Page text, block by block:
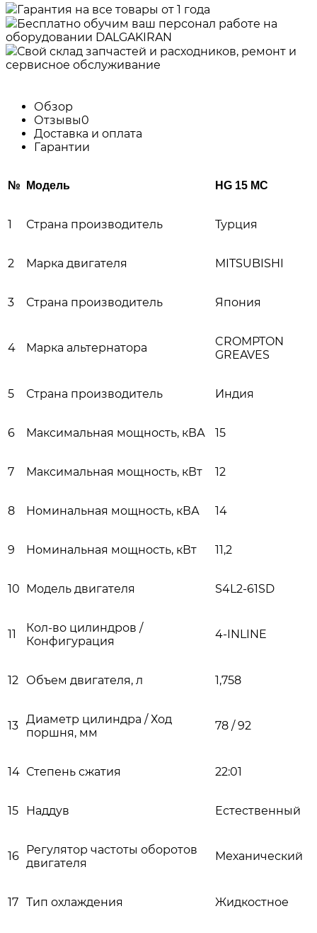
Гарантия на все товары от 1 года
Бесплатно обучим ваш персонал работе на
оборудовании DALGAKIRAN
Свой склад запчастей и расходников, ремонт и
сервисное обслуживание
Обзор
Отзывы0
Доставка и оплата
Гарантии
№ Модель HG 15 MC
1 Страна производитель Турция
2 Марка двигателя MITSUBISHI
3 Страна производитель Япония
4 Марка альтернатора
CROMPTON
GREAVES
5 Страна производитель Индия
6 Максимальная мощность, кВА 15
7 Максимальная мощность, кВт 12
8 Номинальная мощность, кВА 14
9 Номинальная мощность, кВт 11,2
10 Модель двигателя S4L2-61SD
11
Кол-во цилиндров /
Конфигурация
4-INLINE
12 Объем двигателя, л 1,758
13 Диаметр цилиндра / Ход
поршня, мм
78 / 92
14 Степень сжатия 22:01
15 Наддув Естественный
16 Регулятор частоты оборотов
двигателя
Механический
17 Тип охлаждения Жидкостное